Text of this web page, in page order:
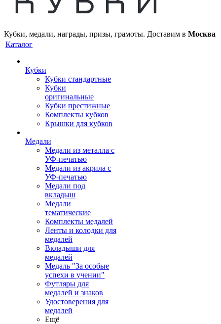
Кубки, медали, награды, призы, грамоты. Доставим в Москва
Каталог
Кубки
Кубки стандартные
Кубки
оригинальные
Кубки престижные
Комплекты кубков
Крышки для кубков
Медали
Медали из металла с
УФ-печатью
Медали из акрила с
УФ-печатью
Медали под
вкладыш
Медали
тематические
Комплекты медалей
Ленты и колодки для
медалей
Вкладыши для
медалей
Медаль "За особые
успехи в учении"
Футляры для
медалей и знаков
Удостоверения для
медалей
Ещё